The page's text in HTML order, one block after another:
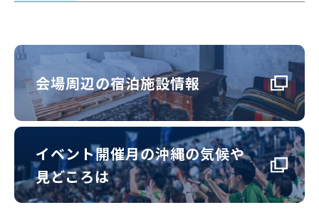
会場周辺の宿泊施設情報
イベント開催月の沖縄の気候や
見どころは